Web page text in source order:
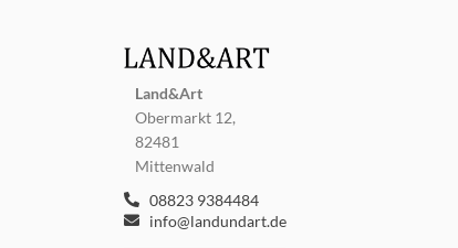
Land&Art
Obermarkt 12,
82481
Mittenwald
08823 9384484
info@landundart.de